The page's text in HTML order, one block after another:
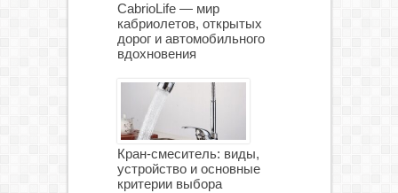
CabrioLife — мир
кабриолетов, открытых
дорог и автомобильного
вдохновения
Кран-смеситель: виды,
устройство и основные
критерии выбора